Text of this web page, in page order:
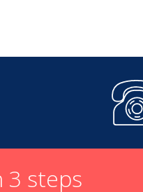
de l'arrivée de nos
employés, de la
3 steps